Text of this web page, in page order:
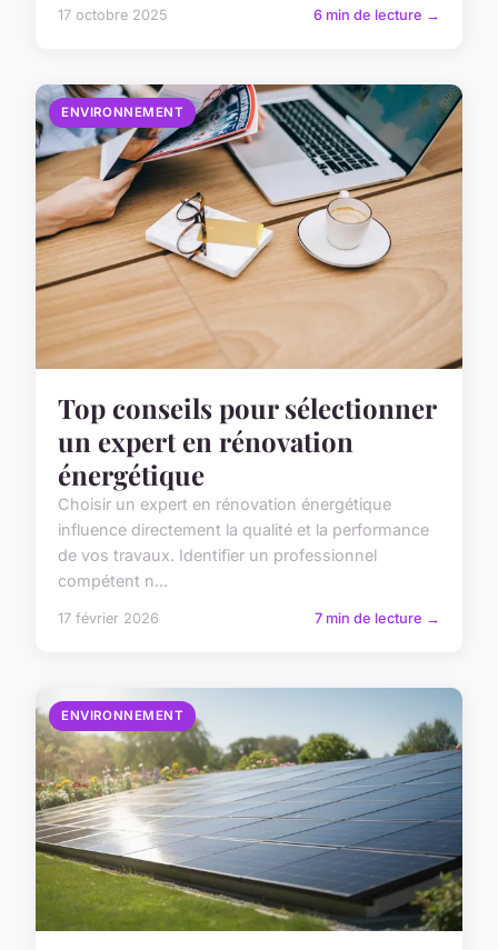
17 octobre 2025 6 min de lecture →
ENVIRONNEMENT
Top conseils pour sélectionner
un expert en rénovation
énergétique
Choisir un expert en rénovation énergétique
influence directement la qualité et la performance
de vos travaux. Identifier un professionnel
compétent n...
17 février 2026 7 min de lecture →
ENVIRONNEMENT